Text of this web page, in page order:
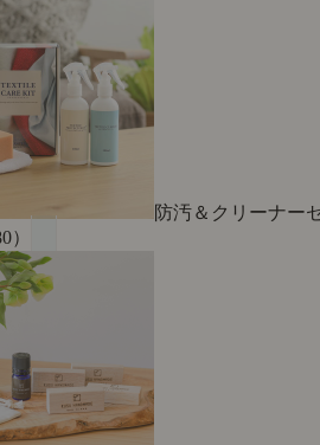
防汚＆クリーナー
）